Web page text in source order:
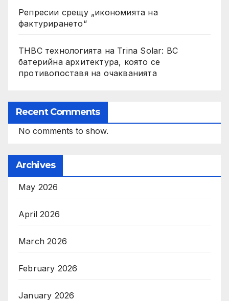
Репресии срещу „икономията на
фактурирането“
THBC технологията на Trina Solar: BC
батерийна архитектура, която се
противопоставя на очакванията
Recent Comments
No comments to show.
Archives
May 2026
April 2026
March 2026
February 2026
January 2026